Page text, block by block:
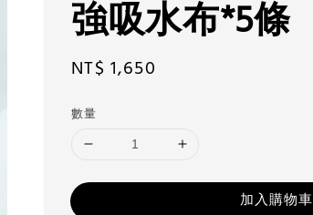
強吸水布*5條
Regular
NT$ 1,650
數量
加入購物車